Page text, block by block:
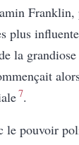
Franklin,
plus
la
7.
le pouvoir